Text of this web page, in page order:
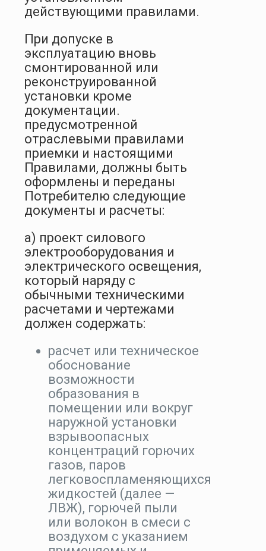
действующими правилами.
При допуске в
эксплуатацию вновь
смонтированной или
реконструированной
установки кроме
документации.
предусмотренной
отраслевыми правилами
приемки и настоящими
Правилами, должны быть
оформлены и переданы
Потребителю следующие
документы и расчеты:
а) проект силового
электрооборудования и
электрического освещения,
который наряду с
обычными техническими
расчетами и чертежами
должен содержать:
расчет или техническое
обоснование
возможности
образования в
помещении или вокруг
наружной установки
взрывоопасных
концентраций горючих
газов, паров
легковоспламеняющихся
жидкостей (далее —
ЛВЖ), горючей пыли
или волокон в смеси с
воздухом с указанием